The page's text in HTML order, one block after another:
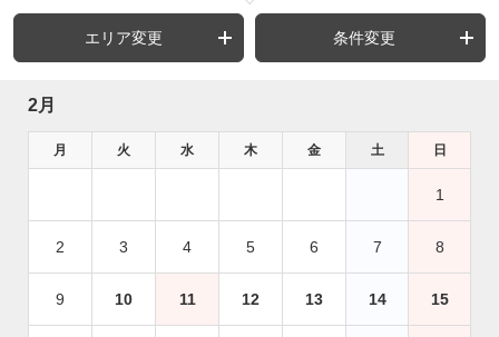
エリア変更 条件変更
2月
月 火 水 木 金 土 日
1
2 3 4 5 6 7 8
9 10 11 12 13 14 15